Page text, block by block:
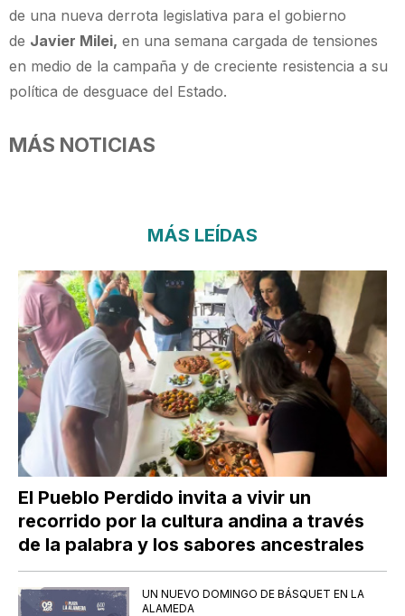
de una nueva derrota legislativa para el gobierno
de Javier Milei, en una semana cargada de tensiones
en medio de la campaña y de creciente resistencia a su
política de desguace del Estado.
MÁS NOTICIAS
MÁS LEÍDAS
El Pueblo Perdido invita a vivir un
recorrido por la cultura andina a través
de la palabra y los sabores ancestrales
UN NUEVO DOMINGO DE BÁSQUET EN LA
ALAMEDA